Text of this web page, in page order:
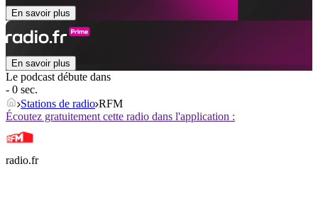
En savoir plus
En savoir plus
Le podcast débute dans
- 0 sec.
Stations de radio RFM
Écoutez gratuitement cette radio dans l'application :
radio.fr